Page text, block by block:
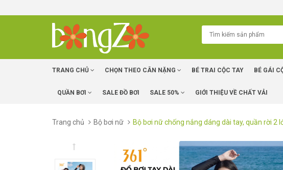
TRANG CHỦ CHỌN THEO CÂN NẶNG BÉ TRAI CỘC TAY BÉ GÁI
QUẦN BƠI SALE ĐỒ BƠI SALE 50% GIỚI THIỆU VỀ CHẤT VẢI
Trang chủ Bộ bơi nữ Bộ bơi nữ chống nắng dáng dài tay, quần rời 2